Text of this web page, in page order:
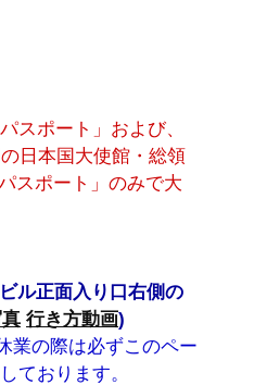
スポート」および、
日本国大使館・総領
スポート」のみで大
ル正面入り口右側の
行き方動画)
業の際は必ずこのペー
ております。